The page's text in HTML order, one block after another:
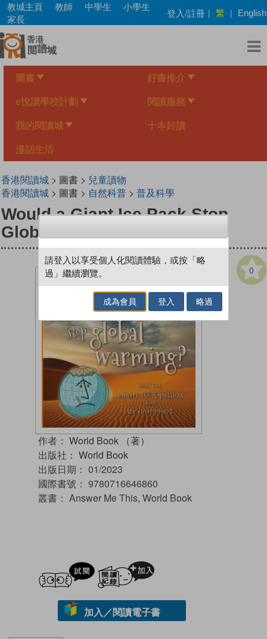
Skip
main
content
教城主頁 教師 中學生
小學生
家長
登入/註冊 | 繁 | English
圖書 好書推介
e悅讀學校計劃 閱讀服務
我的閱讀城 十本好讀
漫話生活
香港閱讀城> 圖書 > 兒童讀物
香港閱讀城> 圖書 > 自然科普> 普及科學
Would a Giant Ice Pack Stop
Global Warming?
0
作者： World Book （著）
出版社： World Book
出版日期： 01/2023
國際書號： 9780716646860
叢書： Answer Me This, World Book
試閲
加入／閱讀電子書
請登入以享受個人化閱讀體驗，或按「略
過」繼續瀏覽。
成為會員 登入 略過